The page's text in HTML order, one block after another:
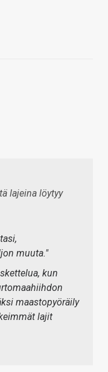
lajeina löytyy
muuta."
kun
maastopyöräily
lajit